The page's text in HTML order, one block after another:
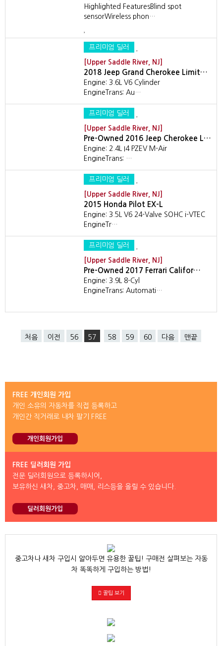
Highlighted FeaturesBlind spot
sensorWireless phon…
프리미엄 딜러
[Upper Saddle River, NJ]
2018 Jeep Grand Cherokee Limit…
Engine: 3.6L V6 Cylinder
EngineTrans: Au…
프리미엄 딜러
[Upper Saddle River, NJ]
Pre-Owned 2016 Jeep Cherokee L…
Engine: 2.4L I4 PZEV M-Air
EngineTrans: …
프리미엄 딜러
[Upper Saddle River, NJ]
2015 Honda Pilot EX-L
Engine: 3.5L V6 24-Valve SOHC i-VTEC
EngineTr…
프리미엄 딜러
[Upper Saddle River, NJ]
Pre-Owned 2017 Ferrari Califor…
Engine: 3.9L 8-Cyl
EngineTrans: Automati…
처음 이전 56 57 58 59 60 다음 맨끝
FREE 개인회원 가입
개인 소유의 자동차를 직접 등록하고
개인간 직거래로 내차 팔기 FREE
개인회원가입
FREE 딜러회원 가입
전문 딜러회원으로 등록하시어,
보유하신 새차, 중고차, 매매, 리스등을 올릴 수 있습니다.
딜러회원가입
중고차나 새차 구입시 알아두면 유용한 꿀팁! 구매전 살펴보는 자동
차 똑똑하게 구입하는 방법!
꿀팁 보기